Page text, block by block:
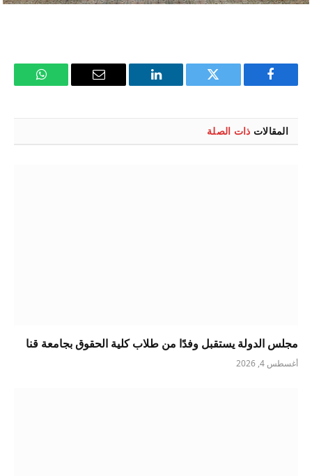
فيسبوك تويتر لينكدإن
البريد
واتساب
المقالات ذات الصلة
مجلس الدولة يستقبل وفدًا من طلاب كلية الحقوق بجامعة قنا
أغسطس 4, 2026